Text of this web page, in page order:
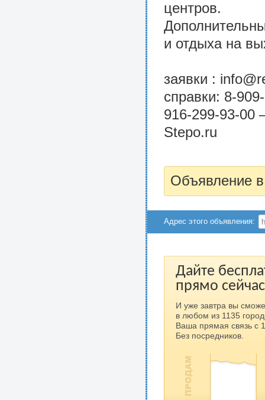
центров.
и отдыха на
заявки :
справки: 8-
916-299-93-00
Stepo.ru
Объявление
Адрес этого объявления:
Дайте
прямо
И уже завтра вы
в любом из 1135
Ваша прямая связь с
Без посредников.